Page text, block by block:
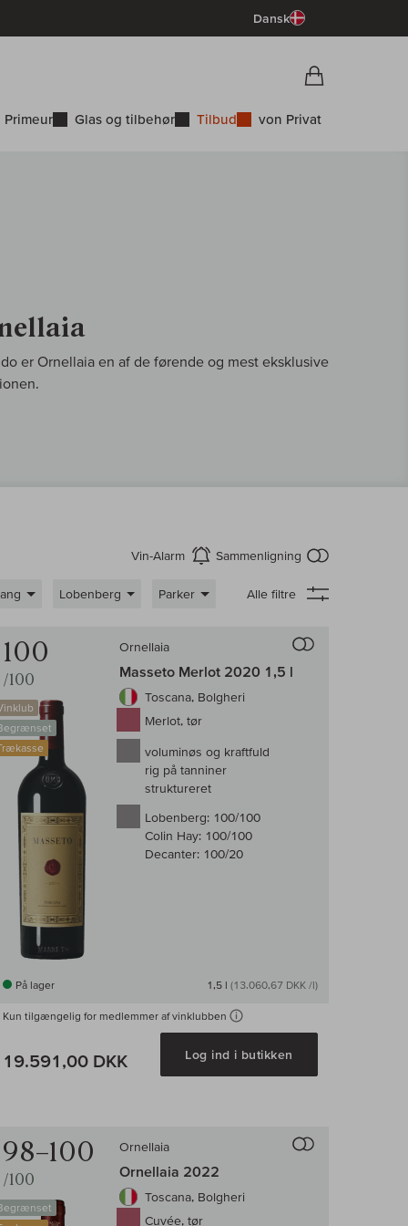
Dansk
Primeur Glas og tilbehør Tilbud von Privat
er Ornellaia en af de førende og mest eksklusive
Vin-Alarm
aktiver Sammenligning
Lobenberg Parker Alle filtre
100
/100
Ornellaia
Masseto Merlot 2020 1,5 l
Toscana, Bolgheri
Merlot, tør
voluminøs og kraftfuld
rig på tanniner
struktureret
Lobenberg: 100/100
Colin Hay: 100/100
Decanter: 100/20
På lager 1,5 l (13.060,67 DKK /l)
Kun tilgængelig for medlemmer af vinklubben
19.591,00 DKK Log ind i butikken
98–100
/100
Ornellaia
Ornellaia 2022
Toscana, Bolgheri
Cuvée, tør